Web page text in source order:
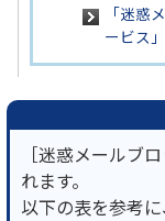
「迷惑
ービス
［迷惑メールブ
れます。
以下の表を参考に